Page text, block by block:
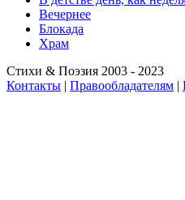
Вечернее
Блокада
Храм
Стихи & Поэзия 2003 - 2023
Контакты | Правообладателям |